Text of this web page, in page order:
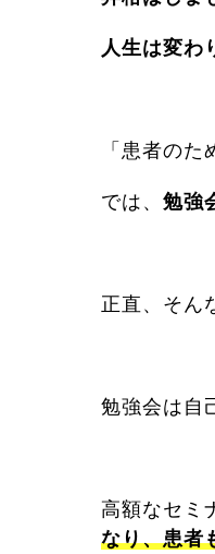
人生は変わ
「患者の
では、勉強
正直、そん
勉強会は自
高額なセミ
なり、患者